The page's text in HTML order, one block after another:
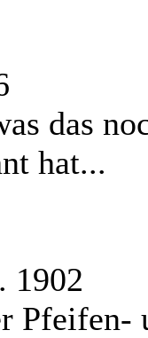
das
hat...
1902
Pfeifen-